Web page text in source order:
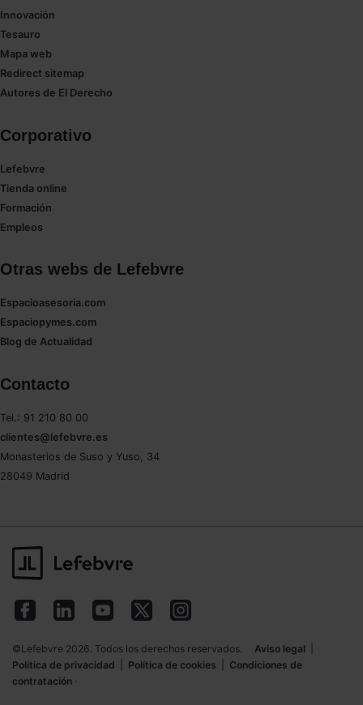
Innovación
Tesauro
Mapa web
Redirect sitemap
Autores de El Derecho
Corporativo
Lefebvre
Tienda online
Formación
Empleos
Otras webs de Lefebvre
Espacioasesoria.com
Espaciopymes.com
Blog de Actualidad
Contacto
Tel.: 91 210 80 00
clientes@lefebvre.es
Monasterios de Suso y Yuso, 34
28049 Madrid
©Lefebvre 2026. Todos los derechos reservados. Aviso legal
Política de privacidad
Política de cookies
Condiciones de
contratación ·